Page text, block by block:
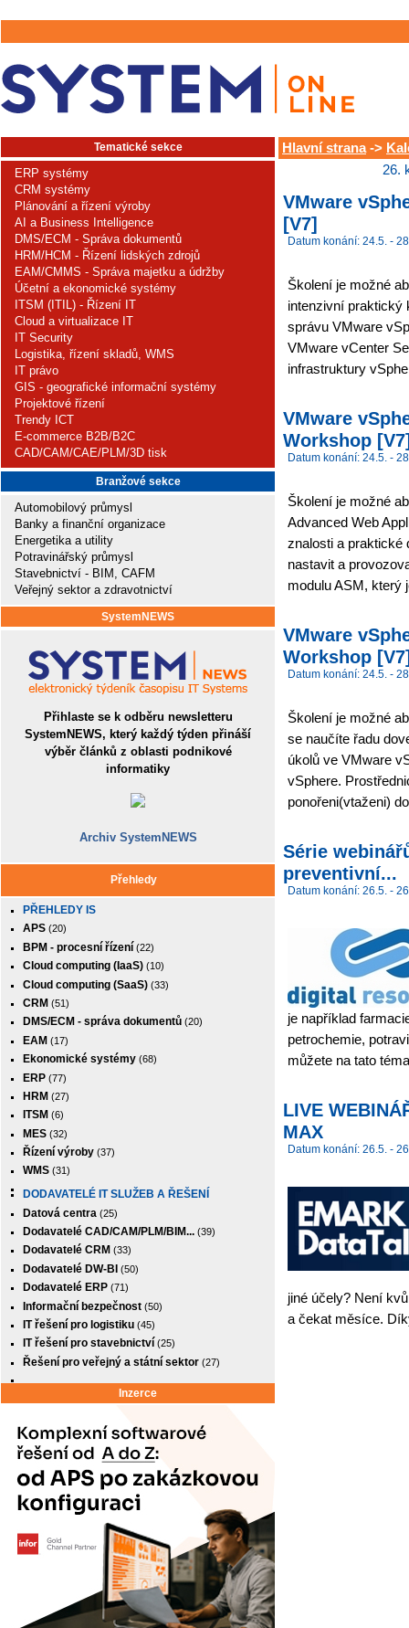
Tematické sekce
ERP systémy
CRM systémy
Plánování a řízení výroby
AI a Business Intelligence
DMS/ECM - Správa dokumentů
HRM/HCM - Řízení lidských zdrojů
EAM/CMMS - Správa majetku a údržby
Účetní a ekonomické systémy
ITSM (ITIL) - Řízení IT
Cloud a virtualizace IT
IT Security
Logistika, řízení skladů, WMS
IT právo
GIS - geografické informační systémy
Projektové řízení
Trendy ICT
E-commerce B2B/B2C
CAD/CAM/CAE/PLM/3D tisk
Branžové sekce
Automobilový průmysl
Banky a finanční organizace
Energetika a utility
Potravinářský průmysl
Stavebnictví - BIM, CAFM
Veřejný sektor a zdravotnictví
SystemNEWS
Přihlaste se k odběru newsletteru
SystemNEWS, který každý týden přináší
výběr článků z oblasti podnikové
informatiky
Archiv SystemNEWS
Přehledy
PŘEHLEDY IS
APS (20)
BPM - procesní řízení (22)
Cloud computing (IaaS) (10)
Cloud computing (SaaS) (33)
CRM (51)
DMS/ECM - správa dokumentů (20)
EAM (17)
Ekonomické systémy (68)
ERP (77)
HRM (27)
ITSM (6)
MES (32)
Řízení výroby (37)
WMS (31)
DODAVATELÉ IT SLUŽEB A ŘEŠENÍ
Datová centra (25)
Dodavatelé CAD/CAM/PLM/BIM... (39)
Dodavatelé CRM (33)
Dodavatelé DW-BI (50)
Dodavatelé ERP (71)
Informační bezpečnost (50)
IT řešení pro logistiku (45)
IT řešení pro stavebnictví (25)
Řešení pro veřejný a státní sektor (27)
Inzerce
Hlavní strana->
26.
VMware
[V7]
Datum konání: 24.5. -
Školení je možné
intenzivní praktický
správu VMware
VMware vCenter
infrastruktury
VMware
Workshop
Datum konání: 24.5. -
Školení je možné
Advanced Web
znalosti a praktické
nastavit a
modulu ASM, který
VMware
Workshop
Datum konání: 24.5. -
Školení je možné
se naučíte řadu
úkolů ve VMware
vSphere.
ponořeni(vtaženi)
Série
preventivní...
Datum konání: 26.5. -
je například
petrochemie,
můžete na tato
LIVE
MAX
Datum konání: 26.5. -
jiné účely? Není
a čekat měsíce.